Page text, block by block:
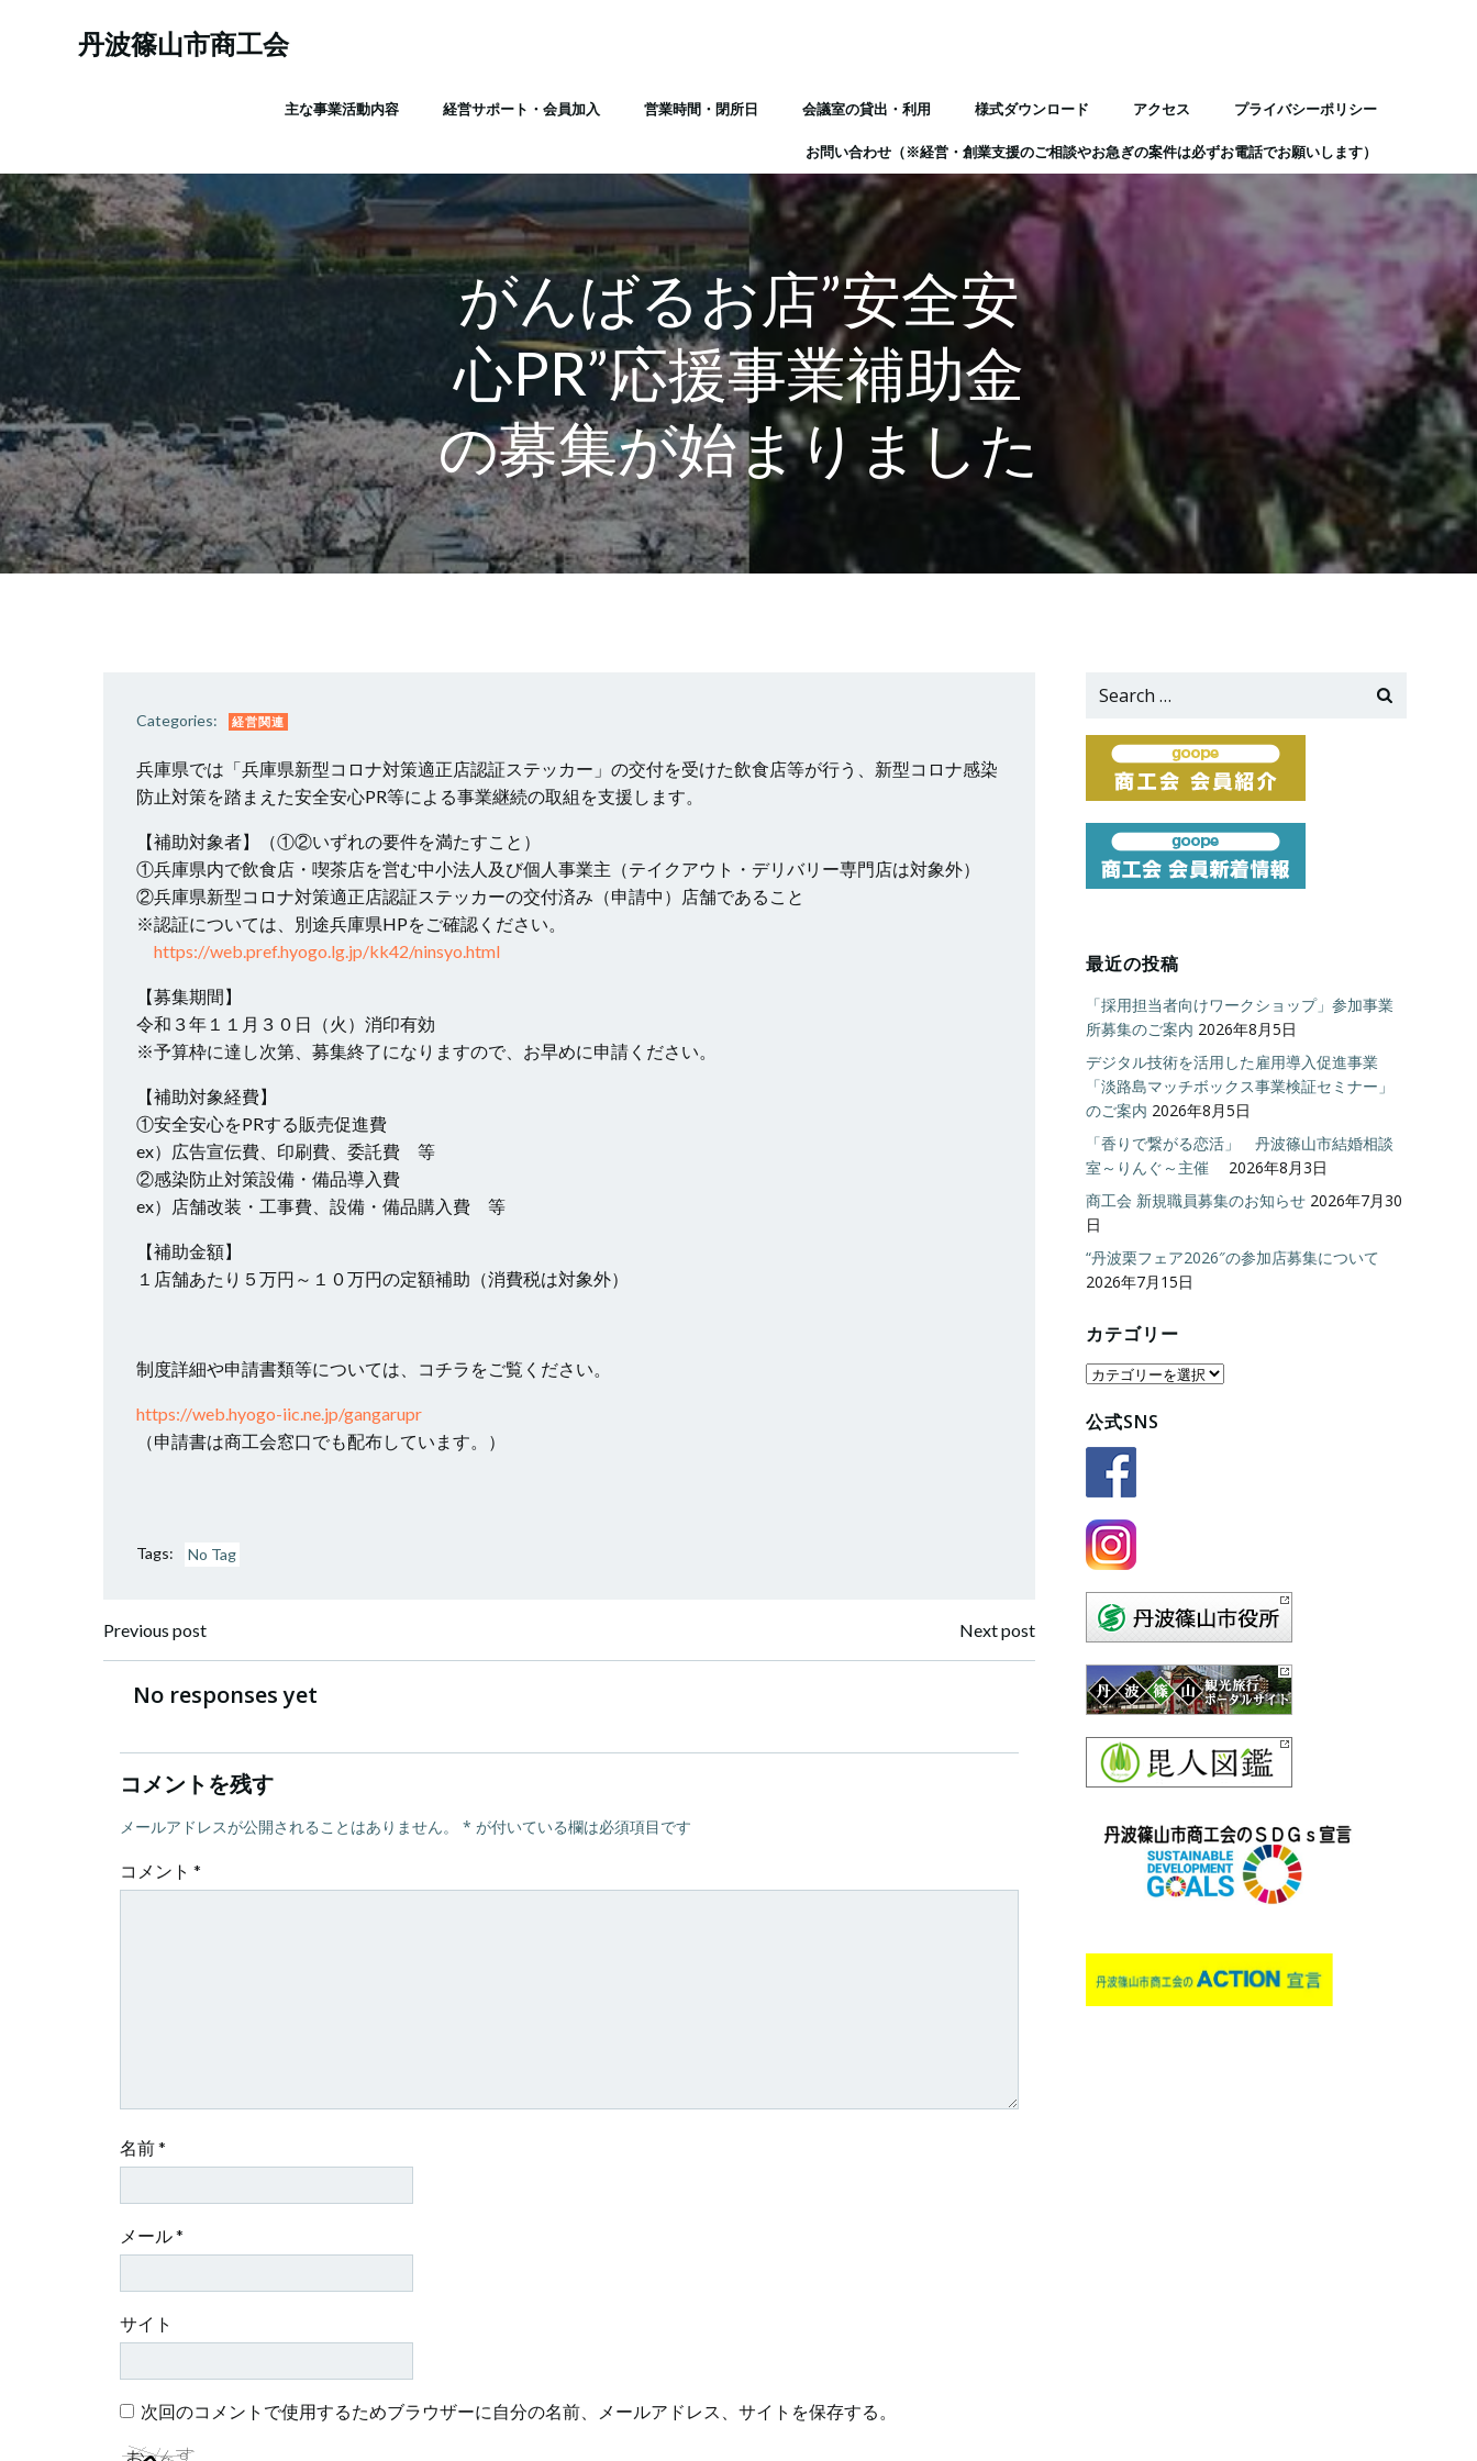
ス
キ
ッ
プ
丹波篠山市商工会
主な事業活動内容 経営サポート・会員加入 営業時間・閉所日 会議室の貸出・利用 様式ダウンロード アクセス プライバシーポリシー
お問い合わせ（※経営・創業支援のご相談やお急ぎの案件は必ずお電話でお願いします）
がんばるお店”安全安
心PR”応援事業補助金
の募集が始まりました
Categories: 経営関連
兵庫県では「兵庫県新型コロナ対策適正店認証ステッカー」の交付を受けた飲食店等が行う、新型コロナ感染
防止対策を踏まえた安全安心PR等による事業継続の取組を支援します。
【補助対象者】（①②いずれの要件を満たすこと）
①兵庫県内で飲食店・喫茶店を営む中小法人及び個人事業主（テイクアウト・デリバリー専門店は対象外）
②兵庫県新型コロナ対策適正店認証ステッカーの交付済み（申請中）店舗であること
※認証については、別途兵庫県HPをご確認ください。
https://web.pref.hyogo.lg.jp/kk42/ninsyo.html
【募集期間】
令和３年１１月３０日（火）消印有効
※予算枠に達し次第、募集終了になりますので、お早めに申請ください。
【補助対象経費】
①安全安心をPRする販売促進費
ex）広告宣伝費、印刷費、委託費 等
②感染防止対策設備・備品導入費
ex）店舗改装・工事費、設備・備品購入費 等
【補助金額】
１店舗あたり５万円～１０万円の定額補助（消費税は対象外）
制度詳細や申請書類等については、コチラをご覧ください。
https://web.hyogo-iic.ne.jp/gangarupr
（申請書は商工会窓口でも配布しています。）
Tags: No Tag
投
稿
ナ
ビ
ゲ
ー
Previous post
ナ
ゲ
ー
Next post
No responses yet
コメントを残す
メールアドレスが公開されることはありません。 * が付いている欄は必須項目です
コメント *
名前*
メール*
サイト
次回のコメントで使用するためブラウザーに自分の名前、メールアドレス、サイトを保存する。
Search
最近の投稿
「採用担当者向けワークショップ」参加事業
所募集のご案内 2026年8月5日
デジタル技術を活用した雇用導入促進事業
「淡路島マッチボックス事業検証セミナー」
のご案内 2026年8月5日
「香りで繋がる恋活」 丹波篠山市結婚相談
室～りんぐ～主催
2026年8月3日
商工会 新規職員募集のお知らせ 2026年7月30
日
“丹波栗フェア2026″の参加店募集について
2026年7月15日
カテゴリー
カ
ゴ
リ
公式SNS